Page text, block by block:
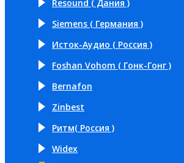
Resound ( Дания )
Siemens ( Германия )
Исток-Аудио ( Россия )
Foshan Vohom ( Гонк-Гонг )
Bernafon
Zinbest
Ритм( Россия )
Widex